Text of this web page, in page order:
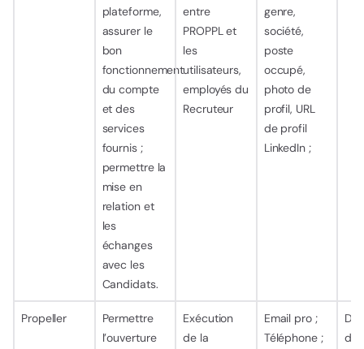
plateforme,
assurer le
bon
fonctionnement
du compte
et des
services
fournis ;
permettre la
mise en
relation et
les
échanges
avec les
Candidats.
entre
PROPPL et
les
utilisateurs,
employés du
Recruteur
genre,
société,
poste
occupé,
photo de
profil, URL
de profil
LinkedIn ;
Propeller
Permettre
l’ouverture
Exécution
de la
Email pro ;
Téléphone ;